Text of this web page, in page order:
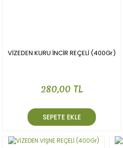
VİZEDEN KURU İNCİR REÇELİ (400Gr)
280,00 TL
SEPETE EKLE